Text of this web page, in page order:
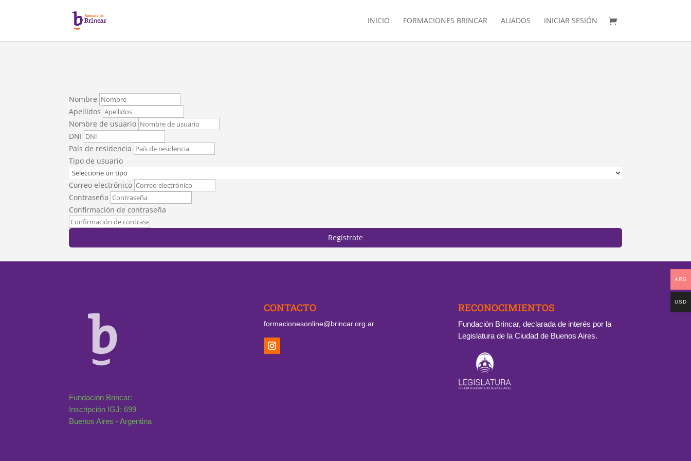
INICIO FORMACIONES BRINCAR ALIADOS INICIAR SESIÓN
Nombre
Apellidos
Nombre de usuario
DNI
País de residencia
Tipo de usuario
Correo electrónico
Contraseña
Confirmación de contraseña
Regístrate
Fundación Brincar:
Inscripción IGJ: 699
Buenos Aires - Argentina
CONTACTO
formacionesonline@brincar.org.ar
RECONOCIMIENTOS
Fundación Brincar, declarada de interés por la
Legislatura de la Ciudad de Buenos Aires.
ARS
USD